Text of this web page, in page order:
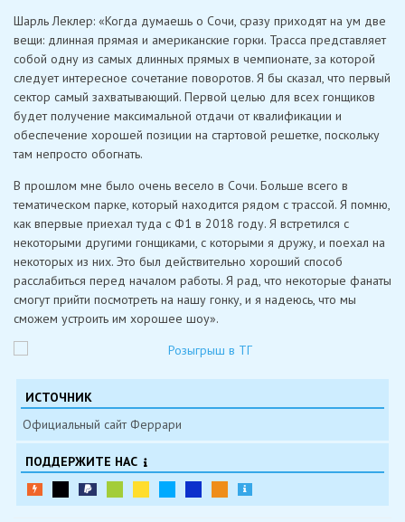
Шарль Леклер: «Когда думаешь о Сочи, сразу приходят на ум две
вещи: длинная прямая и американские горки. Трасса представляет
собой одну из самых длинных прямых в чемпионате, за которой
следует интересное сочетание поворотов. Я бы сказал, что первый
сектор самый захватывающий. Первой целью для всех гонщиков
будет получение максимальной отдачи от квалификации и
обеспечение хорошей позиции на стартовой решетке, поскольку
там непросто обогнать.
В прошлом мне было очень весело в Сочи. Больше всего в
тематическом парке, который находится рядом с трассой. Я помню,
как впервые приехал туда с Ф1 в 2018 году. Я встретился с
некоторыми другими гонщиками, с которыми я дружу, и поехал на
некоторых из них. Это был действительно хороший способ
расслабиться перед началом работы. Я рад, что некоторые фанаты
смогут прийти посмотреть на нашу гонку, и я надеюсь, что мы
сможем устроить им хорошее шоу».
ИСТОЧНИК
Официальный сайт Феррари
ПОДДЕРЖИТЕ НАС